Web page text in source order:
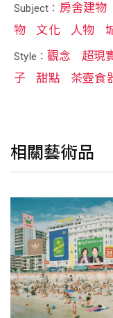
Subject： 房舍建物
物
文化 人物
Style：觀念 超現
子
甜點 茶壺食
相關藝術品